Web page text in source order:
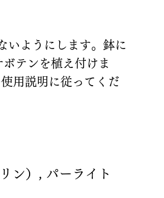
いようにします。鉢に
テンを植え付けま
用説明に従ってくだ
ン）, パーライト